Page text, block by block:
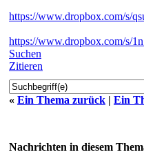
https://www.dropbox.com/s/
https://www.dropbox.com/s/
Suchen
Zitieren
« Ein Thema zurück | Ein
Nachrichten in diesem